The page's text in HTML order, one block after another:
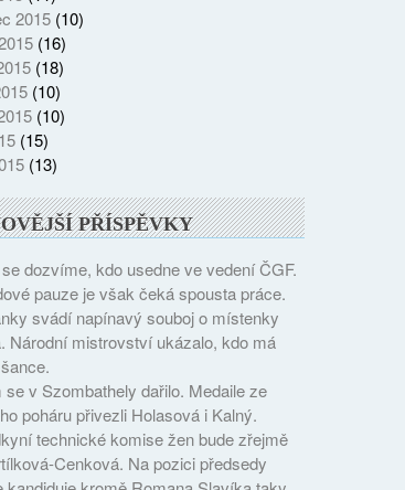
2015(10)
(16)
(18)
(10)
(10)
(15)
(13)
PŘÍSPĚVKY
dozvíme, kdo usedne ve vedení ČGF.
pauze je však čeká spousta práce.
svádí napínavý souboj o místenky
Národní mistrovství ukázalo, kdo má
se v Szombathely dařilo. Medaile ze
poháru přivezli Holasová i Kalný.
technické komise žen bude zřejmě
Cenková. Na pozici předsedy